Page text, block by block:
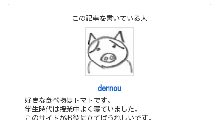
この記事を書いている人
dennou
好きな食べ物はトマトです。
学生時代は授業中よく寝ていました。
このサイトがお役に立てばうれしいです。